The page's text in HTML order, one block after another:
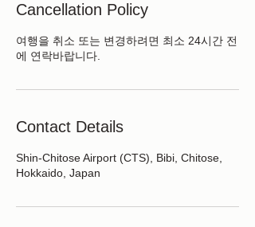
Cancellation Policy
여행을 취소 또는 변경하려면 최소 24시간 전
에 연락바랍니다.
Contact Details
Shin-Chitose Airport (CTS), Bibi, Chitose,
Hokkaido, Japan